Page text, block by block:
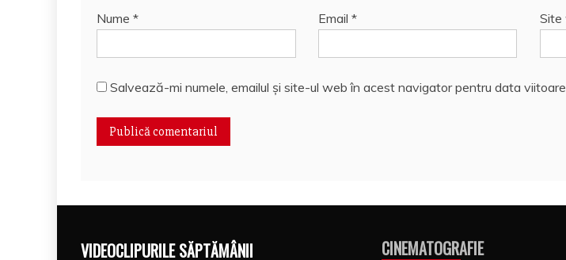
Nume * Email * Site
Salvează-mi numele, emailul și site-ul web în acest navigator pentru data
VIDEOCLIPURILE SĂPTĂMÂNII CINEMATOGRAFIE